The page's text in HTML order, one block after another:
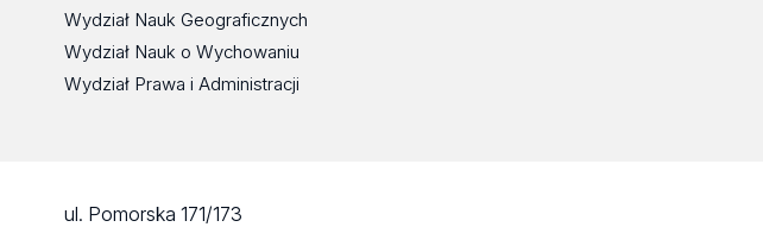
Wydział Nauk Geograficznych
Wydział Nauk o Wychowaniu
Wydział Prawa i Administracji
ul. Pomorska 171/173